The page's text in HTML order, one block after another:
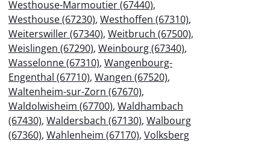
Westhouse-Marmoutier (67440),
Westhouse (67230), Westhoffen (67310),
Weiterswiller (67340), Weitbruch (67500),
Weislingen (67290), Weinbourg (67340),
Wasselonne (67310), Wangenbourg-
Engenthal (67710), Wangen (67520),
Waltenheim-sur-Zorn (67670),
Waldolwisheim (67700), Waldhambach
(67430), Waldersbach (67130), Walbourg
(67360), Wahlenheim (67170), Volksberg